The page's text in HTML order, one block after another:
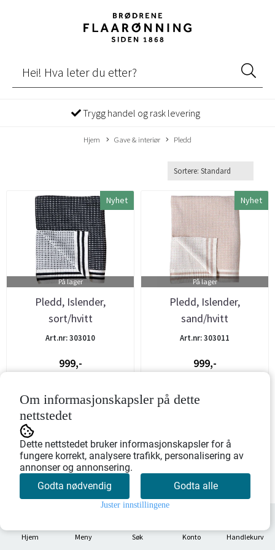
Trygg handel og rask levering
Hjem Meny Søk Konto Handlekurv
Hjem Gave & interiør Pledd
Nyhet
På lager
Pledd, Islender,
sort/hvitt
Art.nr: 303010
999,-
Kjøp
Nyhet
På lager
Pledd, Islender,
sand/hvitt
Art.nr: 303011
999,-
Kjøp
Om informasjonskapsler på dette
nettstedet
Dette nettstedet bruker informasjonskapsler for å
fungere korrekt, analysere trafikk, personalisering av
annonser og annonsering.
Godta nødvendig
Godta alle
Juster innstillingene